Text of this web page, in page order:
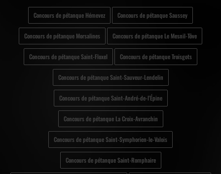
Concours de pétanque Hémevez Concours de pétanque Saussey
Concours de pétanque Morsalines Concours de pétanque Le Mesnil-Tôve
Concours de pétanque Saint-Floxel Concours de pétanque Troisgots
Concours de pétanque Saint-Sauveur-Lendelin
Concours de pétanque Saint-André-de-l'Épine
Concours de pétanque La Croix-Avranchin
Concours de pétanque Saint-Symphorien-le-Valois
Concours de pétanque Saint-Romphaire